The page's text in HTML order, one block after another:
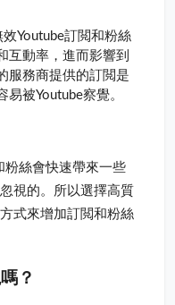
Youtube訂閲和粉絲
互動率，進而影響到
服務商提供的訂閲是
被Youtube察覺。
絲會快速帶來一些
視的。所以選擇高質
式來增加訂閲和粉絲
？